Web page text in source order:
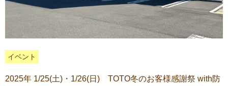
イベント
2025年 1/25(土)・1/26(日) TOTO冬のお客様感謝祭 with防